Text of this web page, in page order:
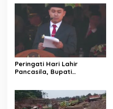
Peringati Hari Lahir
Pancasila, Bupati
Pemersatu Bangsa